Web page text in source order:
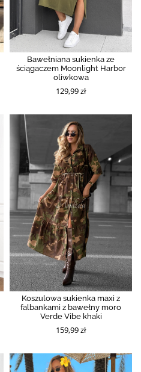
Bawełniana sukienka ze
ściągaczem Moonlight Harbor
oliwkowa
129,99 zł
Koszulowa sukienka maxi z
falbankami z bawełny moro
Verde Vibe khaki
159,99 zł